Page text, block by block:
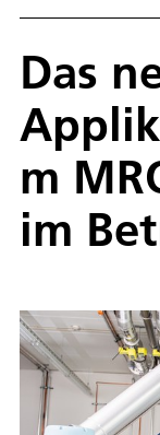
Das
m
im